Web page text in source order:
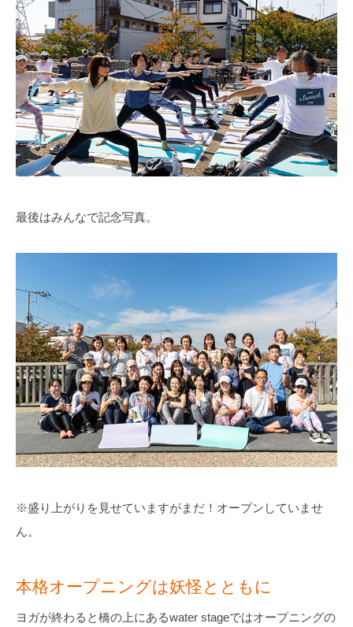
最後はみんなで記念写真。
※盛り上がりを見せていますがまだ！オープンしていませ
ん。
本格オープニングは妖怪とともに
ヨガが終わると橋の上にあるwater stageではオープニングの